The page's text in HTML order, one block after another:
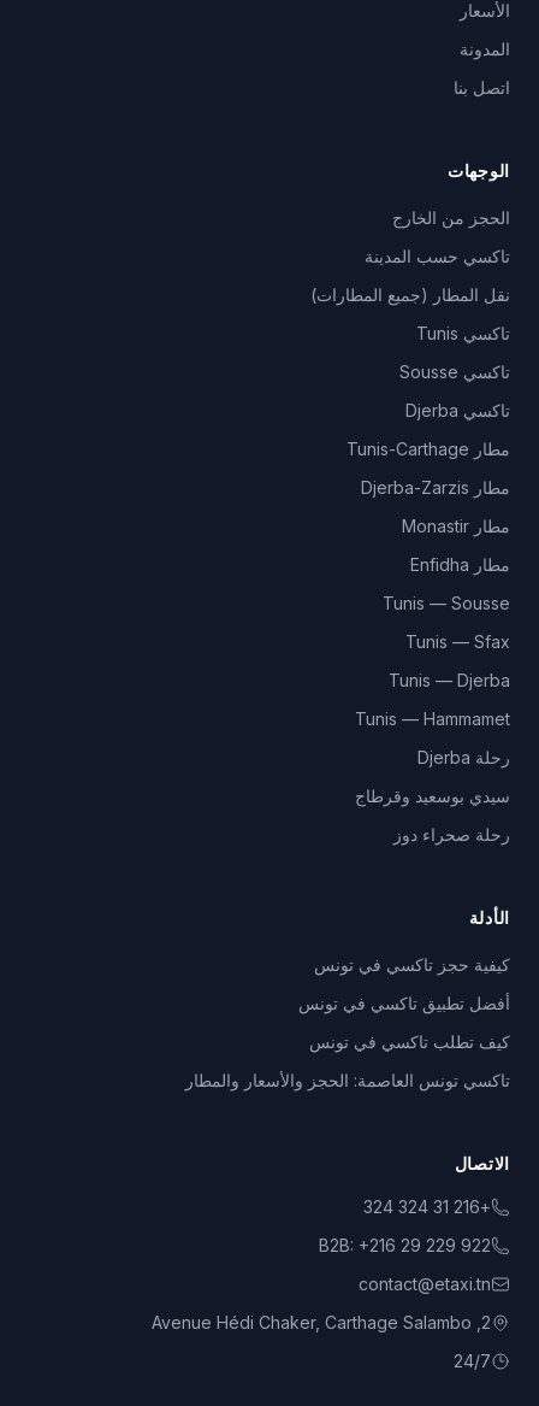
الأسعار
المدونة
اتصل بنا
الوجهات
الحجز من الخارج
تاكسي حسب المدينة
نقل المطار (جميع المطارات)
تاكسي Tunis
تاكسي Sousse
تاكسي Djerba
مطار Tunis-Carthage
مطار Djerba-Zarzis
مطار Monastir
مطار Enfidha
Tunis — Sousse
Tunis — Sfax
Tunis — Djerba
Tunis — Hammamet
رحلة Djerba
سيدي بوسعيد وقرطاج
رحلة صحراء دوز
الأدلة
كيفية حجز تاكسي في تونس
أفضل تطبيق تاكسي في تونس
كيف تطلب تاكسي في تونس
تاكسي تونس العاصمة: الحجز والأسعار والمطار
الاتصال
+216 31 324 324
B2B: +216 29 229 922
contact@etaxi.tn
2, Avenue Hédi Chaker, Carthage Salambo
24/7